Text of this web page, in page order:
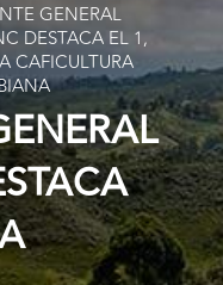
GENERAL
DESTACA EL 1,
CAFICULTURA